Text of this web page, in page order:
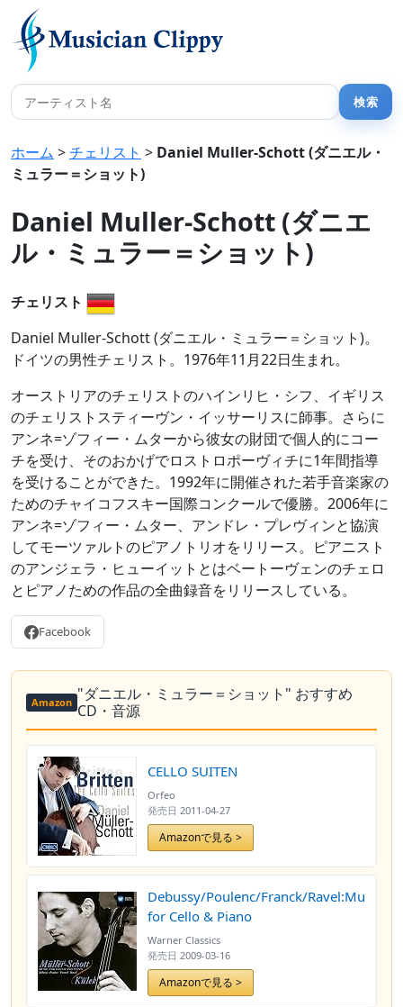
ホーム >チェリスト > Daniel Muller-Schott (ダニエル・
ミュラー＝ショット)
Daniel Muller-Schott (ダニエ
ル・ミュラー＝ショット)
チェリスト
Daniel Muller-Schott (ダニエル・ミュラー＝ショット)。
ドイツの男性チェリスト。1976年11月22日生まれ。
オーストリアのチェリストのハインリヒ・シフ、イギリス
のチェリストスティーヴン・イッサーリスに師事。さらに
アンネ=ゾフィー・ムターから彼女の財団で個人的にコー
チを受け、そのおかげでロストロポーヴィチに1年間指導
を受けることができた。1992年に開催された若手音楽家の
ためのチャイコフスキー国際コンクールで優勝。2006年に
アンネ=ゾフィー・ムター、アンドレ・プレヴィンと協演
してモーツァルトのピアノトリオをリリース。ピアニスト
のアンジェラ・ヒューイットとはベートーヴェンのチェロ
とピアノための作品の全曲録音をリリースしている。
Facebook
Amazon "ダニエル・ミュラー＝ショット" おすすめ
CD・音源
CELLO SUITEN
Orfeo
発売日 2011-04-27
Amazonで見る >
Debussy/Poulenc/Franck/Ravel:Music
for Cello & Piano
Warner Classics
発売日 2009-03-16
Amazonで見る >